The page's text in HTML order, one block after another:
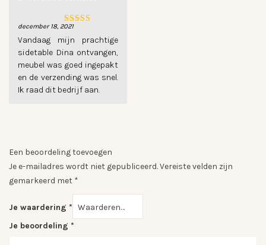
Gewaardeerd
5 uit 5
december 18, 2021
Vandaag mijn prachtige
sidetable Dina ontvangen,
meubel was goed ingepakt
en de verzending was snel.
Ik raad dit bedrijf aan.
Een beoordeling toevoegen
Je e-mailadres wordt niet gepubliceerd.Vereiste velden zijn
gemarkeerd met *
Je waardering *
Je beoordeling *